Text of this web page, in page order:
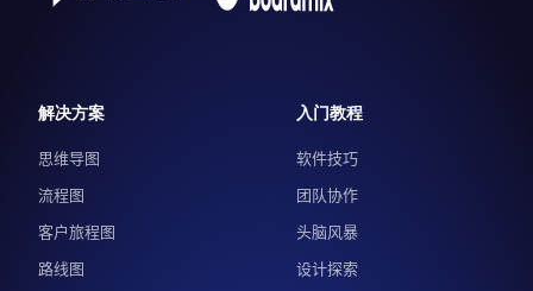
解决方案
思维导图
流程图
客户旅程图
路线图
入门教程
软件技巧
团队协作
头脑风暴
设计探索